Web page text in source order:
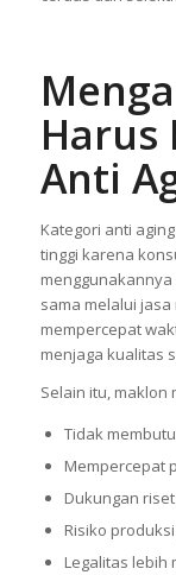
Harus
Anti
Kategori anti
tinggi karena
sama melalui
mempercepat
menjaga kualitas
Selain itu,
Tidak
Mempercepat
Dukungan
Risiko
Legalitas lebih